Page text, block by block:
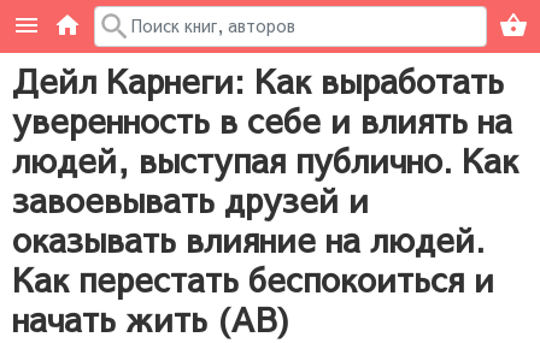
Дейл Карнеги: Как выработать
уверенность в себе и влиять на
людей, выступая публично. Как
завоевывать друзей и
оказывать влияние на людей.
Как перестать беспокоиться и
начать жить (AB)